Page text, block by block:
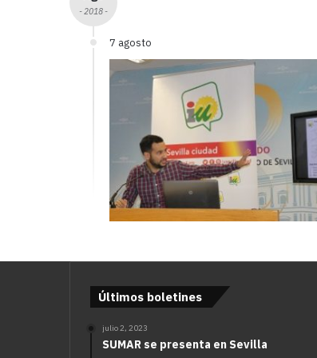
- 2018 -
7 agosto
Últimos boletines
julio 2, 2023
SUMAR se presenta en Sevilla